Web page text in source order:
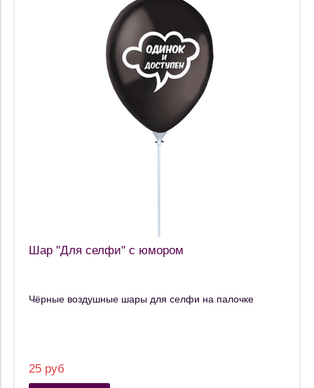
Шар "Для селфи" с юмором
Чёрные воздушные шары для селфи на палочке
25 руб